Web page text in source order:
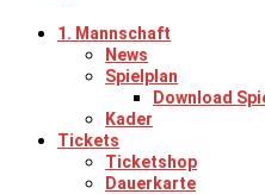
1. Mannschaft
News
Spielplan
Download
Kader
Tickets
Ticketshop
Dauerkarte